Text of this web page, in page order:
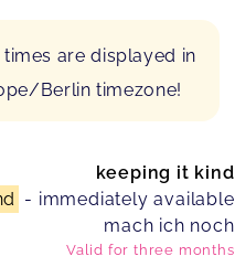
times are displayed in
Berlin timezone!
keeping it kind
- immediately available
mach ich noch
Valid for three months